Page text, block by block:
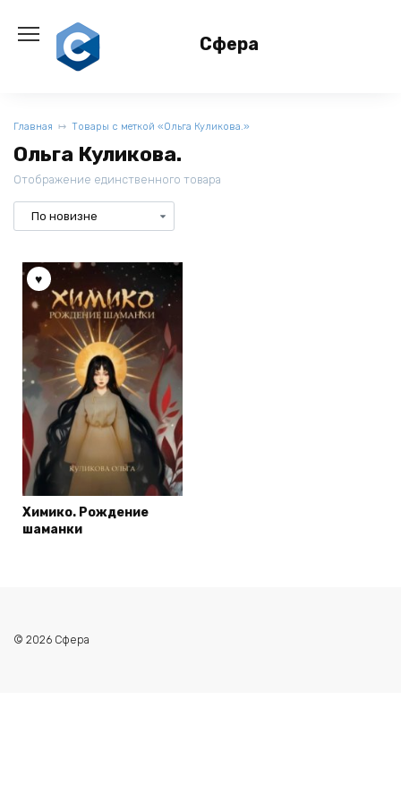
содержанию
Сфера
Главная Товары с меткой «Ольга Куликова.»
Ольга Куликова.
Отображение единственного товара
Химико. Рождение
шаманки
© 2026 Сфера